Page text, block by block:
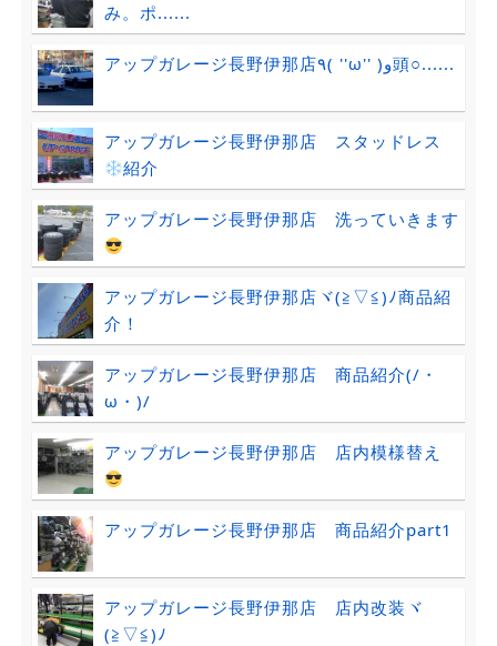
み。ポ......
アップガレージ長野伊那店٩( ''ω'' )و頭○......
アップガレージ長野伊那店 スタッドレス
紹介
アップガレージ長野伊那店 洗っていきます
アップガレージ長野伊那店ヾ(≧▽≦)ﾉ商品紹
介！
アップガレージ長野伊那店 商品紹介(/・
ω・)/
アップガレージ長野伊那店 店内模様替え
アップガレージ長野伊那店 商品紹介part1
アップガレージ長野伊那店 店内改装ヾ
(≧▽≦)ﾉ